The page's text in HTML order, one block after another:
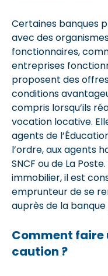
Certaines banques
avec des
fonctionnaires,
entreprises
proposent des
conditions
compris lorsqu’ils
vocation locative.
agents de
l’ordre, aux agents
SNCF ou de La
immobilier, il est
emprunteur de se
auprès de la
Comment faire
caution ?